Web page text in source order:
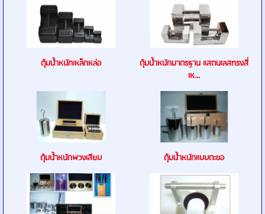
ตุ้มน้ำหนักเหล็กหล่อ
ตุ้มน้ำหนักมาตรฐาน เเสตนเลสทรงสี่
เห...
ตุ้มน้ำหนักพวงเสียบ ตุ้มน้ำหนักเเบบตะขอ